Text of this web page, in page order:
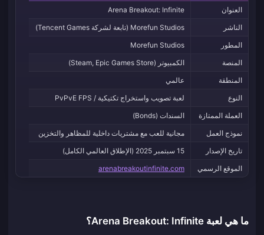
العنوان
Arena Breakout: Infinite
الناشر
Morefun Studios (تابعة لشركة Tencent Games)
المطور
Morefun Studios
المنصة
الكمبيوتر (Steam, Epic Games Store)
المنطقة
عالمي
النوع
لعبة تصويب واستخراج تكتيكية / PvPvE FPS
العملة الممتازة
السندات (Bonds)
نموذج العمل
مجانية للعب مع مشتريات داخلية للمظاهر والتخزين
تاريخ الإصدار
15 سبتمبر 2025 (الإطلاق العالمي الكامل)
الموقع الرسمي
arenabreakoutinfinite.com
ما هي لعبة Arena Breakout: Infinite؟